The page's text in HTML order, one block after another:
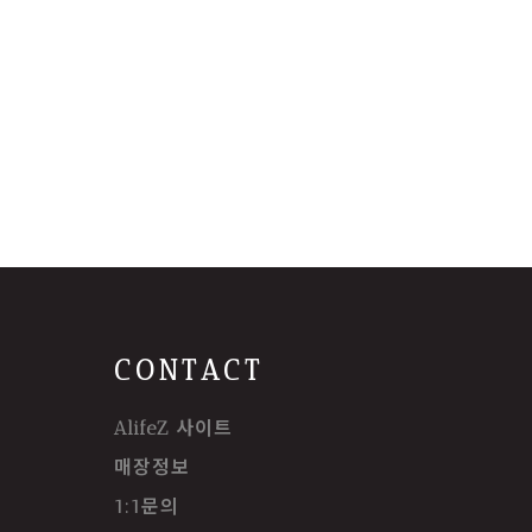
CONTACT
AlifeZ 사이트
매장정보
1:1문의